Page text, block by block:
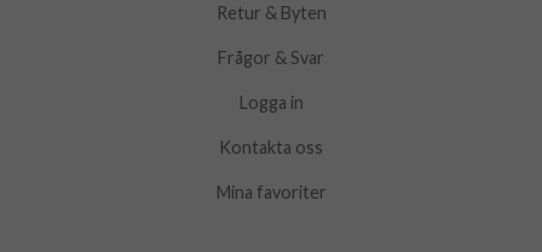
Retur & Byten
Frågor & Svar
Logga in
Kontakta oss
Mina favoriter